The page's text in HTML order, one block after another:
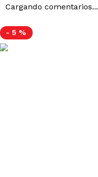
Cargando comentarios...
- 5 %